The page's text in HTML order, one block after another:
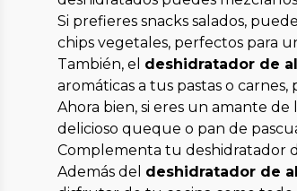
Si prefieres snacks salados,
chips vegetales, perfectos para
También, el deshidratador de
aromáticas a tus pastas o
Ahora bien, si eres un amante
delicioso queque o pan de
Complementa tu deshidratador
Además del deshidratador de